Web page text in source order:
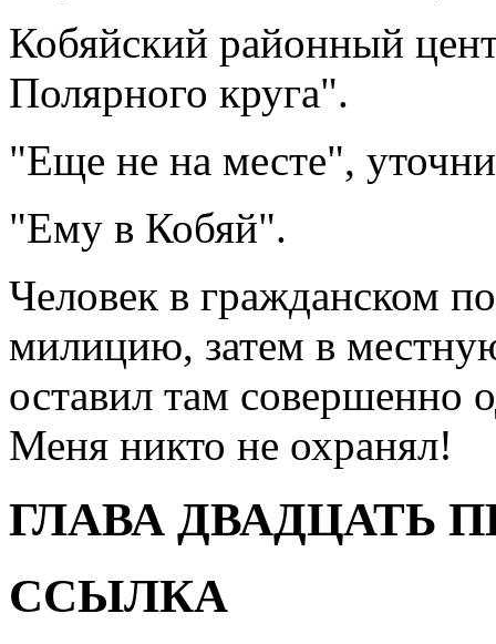
Кобяйский районный
Полярного круга".
"Еще не на месте",
"Ему в Кобяй".
Человек в гражданском
милицию, затем в
оставил там совершенно
Меня никто не охранял!
ГЛАВА ДВАДЦАТЬ
ССЫЛКА